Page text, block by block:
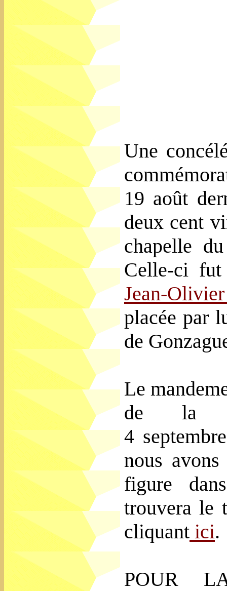
Une
19 août
deux cent
chapelle
Celle-ci
Jean-
placée par
de
Le
de la
4
nous
figure
trouvera le
cliquant ici.
POUR